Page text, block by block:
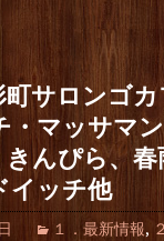
町サロンゴ
・マッサマ
きんぴら、春
イッチ他
１．最新情報,